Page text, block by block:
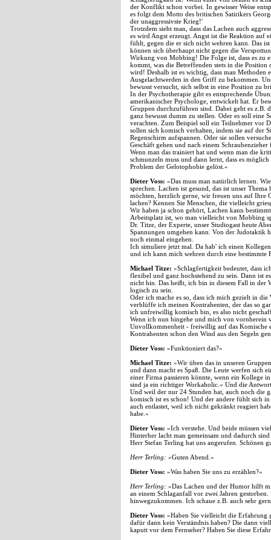
der Konflikt schon vorbei. In gewisser Weise
es folgt dem Motto des britischen Satirikers
der unaggressivste Krieg!'
Trotzdem sieht man, dass das Lachen auch
es wird Angst erzeugt. Angst ist die Reaktion auf
fühlt, gegen die er sich nicht wehren kann. Das
können sich überhaupt nicht gegen die
Wirkung von Mobbing! Die Folge ist, dass es zu
kommt, was die Betreffenden stets in die
wird! Deshalb ist es wichtig, dass man
Ausgelachtwerden in den Griff zu bekommen.
bewusst versucht, sich selbst in eine Position zu
In der Psychotherapie gibt es entsprechende
amerikanischer Psychologe, entwickelt hat. Er
Gruppen durchzuführen sind. Dabei geht es z.B.
ganz bewusst dumm zu stellen. Oder es soll eine
verachten. Zum Beispiel soll ein Teilnehmer vor
sollen sich komisch verhalten, indem sie auf der
Regenschirm aufspannen. Oder sie sollen
Geschäft gehen und nach einem
Wenn man das trainiert hat und wenn man die
schmunzeln muss und dann lernt, dass es
Problem der Gelotophobie gelöst.«
Dieter Voss: »Das muss man natürlich lernen.
sprechen. Lachen ist gesund, das ist unser
möchten, herzlich gerne, wir freuen uns auf Ihre
lachen? Kennen Sie Menschen, die vielleicht
Wir haben ja schon gehört, Lachen kann
Arbeitsplatz ist, wo man vielleicht von Mobbing
Dr. Titze, der Experte, unser Studiogast heute
Spannungen umgehen kann. Von der Judotaktik
noch einmal eingehen.
Ich simuliere jetzt mal. Da hab' ich einen
und ich kann mich wehren durch eine bestimmte
Michael Titze: »Schlagfertigkeit bedeutet, dass
flexibel und ganz hochstehend zu sein. Dann ist
nicht hin. Das heißt, ich bin in diesem Fall in der
logisch zu sein.
Oder ich mache es so, dass ich mich gezielt in
verblüffe ich meinen Kontrahenten, der das so
ich unfreiwillig komisch bin, es also nicht
Wenn ich nun hingehe und mich von vornherein
Unvollkommenheit - freiwillig auf das Komische
Kontrahenten schon den Wind aus den Segeln
Dieter Voss: »Funktioniert das?«
Michael Titze: »Wir üben das in unseren
und dann macht es Spaß. Die Leute werfen sich
einer Firma passieren könnte, wenn ein Kollege
sind ja ein richtiger Workaholic.« Und die
Und weil der nur 24 Stunden hat, auch noch die
komisch ist es schon! Und der andere fühlt sich
auch entlastet, weil ich nicht gekränkt reagiert
habe.«
Dieter Voss: »Ich verstehe. Und beide müssen
Hinterher lacht man gemeinsam und dadurch
Herr Stefan Terling hat uns angerufen. Schönen
Herr Terling: »Guten Abend.«
Dieter Voss: »Was haben Sie uns zu erzählen?«
Herr Terling: »Das Lachen und der Humor hilft
an einem Schlaganfall vor zwei Jahren
hinwegzukommen. Ich schaue z.B. auch sehr
Dieter Voss: »Haben Sie vielleicht die Erfahrung
dafür dann kein Verständnis haben? Die dann
kaputt vor dem Fernseher? Haben Sie diese